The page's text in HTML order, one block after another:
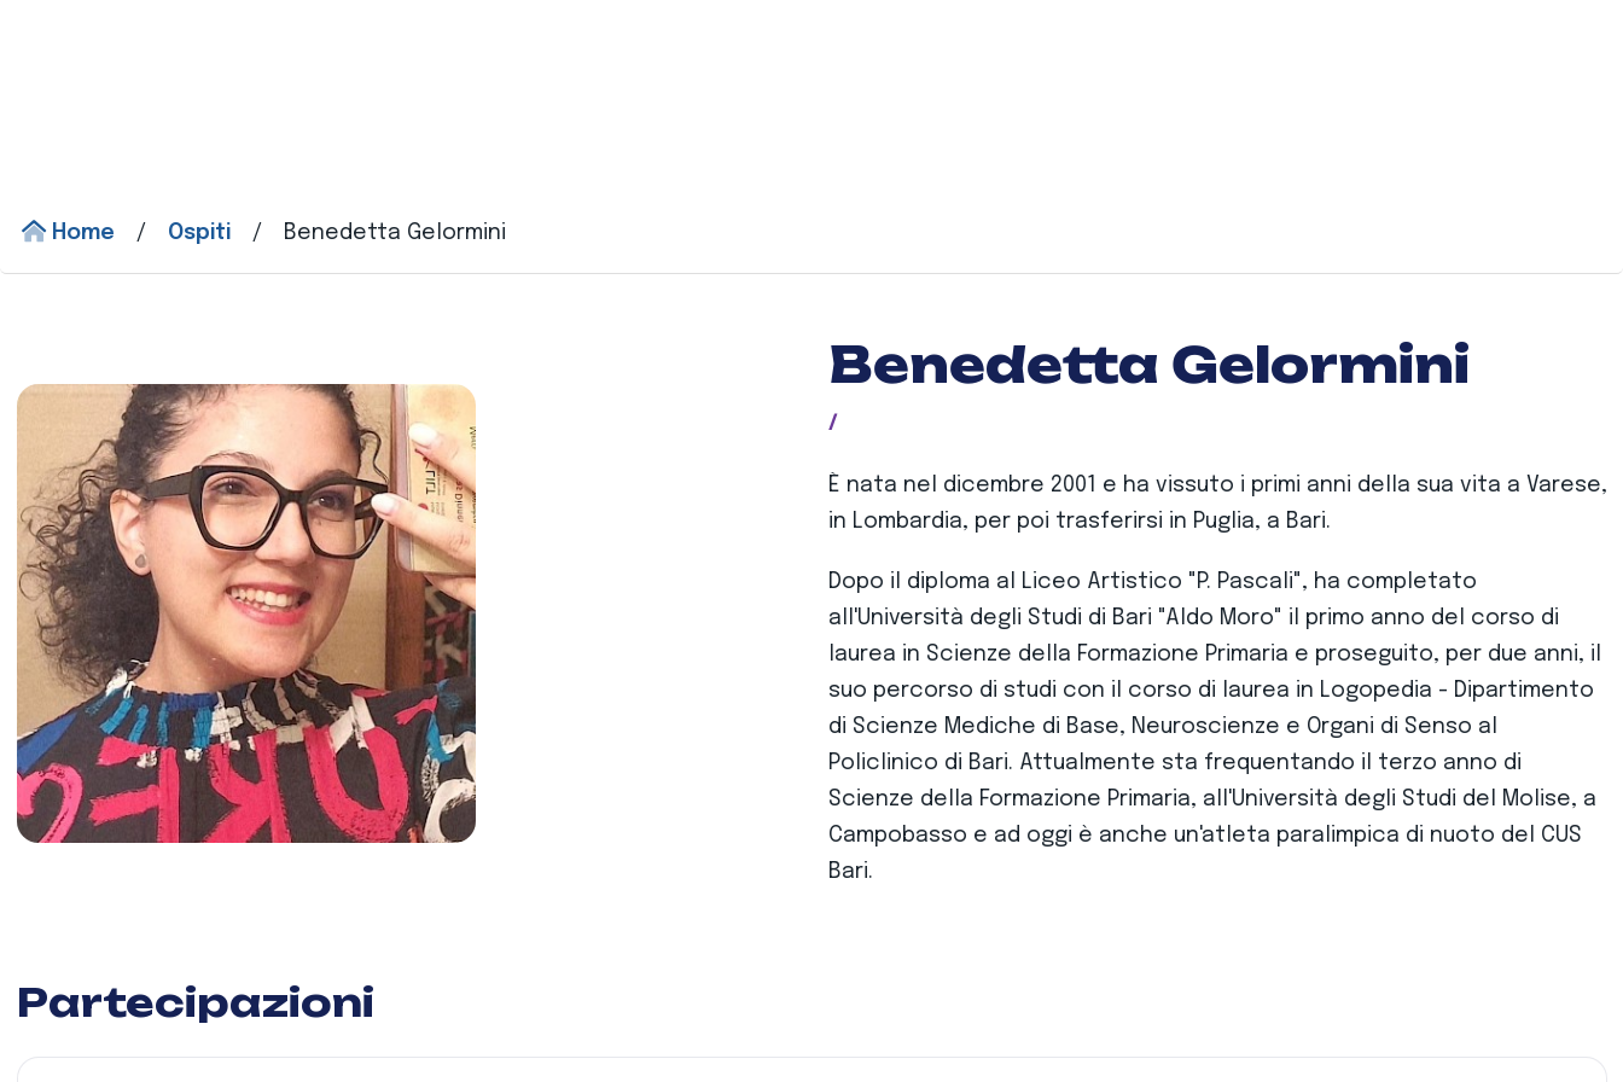
Home / Ospiti / Benedetta Gelormini
Benedetta Gelormini
/
È nata nel dicembre 2001 e ha vissuto i primi anni della sua vita a Varese,
in Lombardia, per poi trasferirsi in Puglia, a Bari.
Dopo il diploma al Liceo Artistico "P. Pascali", ha completato
all'Università degli Studi di Bari "Aldo Moro" il primo anno del corso di
laurea in Scienze della Formazione Primaria e proseguito, per due anni, il
suo percorso di studi con il corso di laurea in Logopedia - Dipartimento
di Scienze Mediche di Base, Neuroscienze e Organi di Senso al
Policlinico di Bari. Attualmente sta frequentando il terzo anno di
Scienze della Formazione Primaria, all'Università degli Studi del Molise, a
Campobasso e ad oggi è anche un'atleta paralimpica di nuoto del CUS
Bari.
Partecipazioni